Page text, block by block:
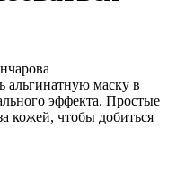
альгинатную маску в
эффекта. Простые
кожей, чтобы добиться